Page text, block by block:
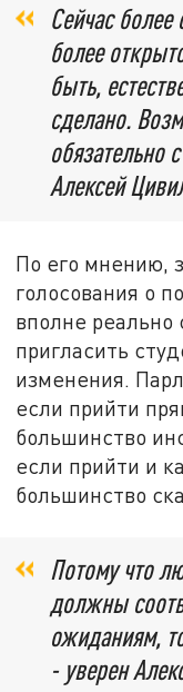
Сейчас
более
быть,
сделано.
обязательно
Алексей
По его мнению,
голосования о
вполне реально
пригласить
изменения.
если прийти
большинство
если прийти и
большинство
Потому что
должны
ожиданиям,
- уверен